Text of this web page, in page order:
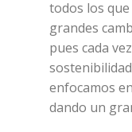
todos los
grandes
pues cada
enfocamos
dando un